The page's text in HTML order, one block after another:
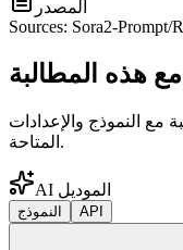
المصدر
Sources: Sora2-
هذه المطالبة
مع النموذج والإعدادات
المتاحة.
AI الموديل
النموذج API